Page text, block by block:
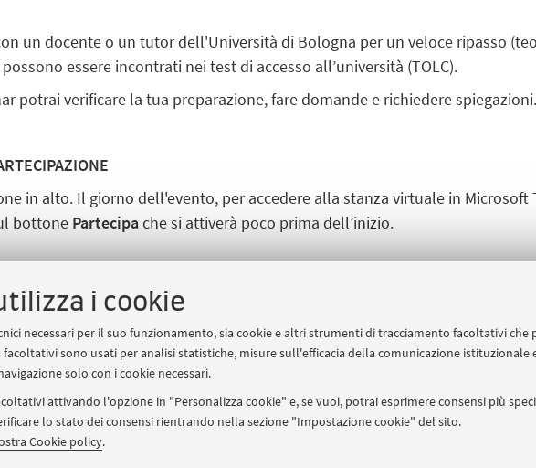
i cookie
necessari per il suo funzionamento, sia cookie e altri strumenti di tracciamento facoltativi
sono usati per analisi statistiche, misure sull'efficacia della comunicazione
solo con i cookie necessari.
attivando l'opzione in "Personalizza cookie" e, se vuoi, potrai esprimere consensi più
lo stato dei consensi rientrando nella sezione "Impostazione cookie" del sito.
Cookie policy.
un docente o un tutor dell'Università di Bologna per un veloce ripasso
essere incontrati nei test di accesso all’università (TOLC).
potrai verificare la tua preparazione, fare domande e richiedere spiegazioni.
in alto. Il giorno dell'evento, per accedere alla stanza virtuale in Microsoft
bottone Partecipache si attiverà poco prima dell’inizio.
PERCORSO ALMAMATHEMATICA